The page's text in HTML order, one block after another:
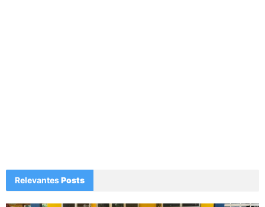
RelevantesPosts